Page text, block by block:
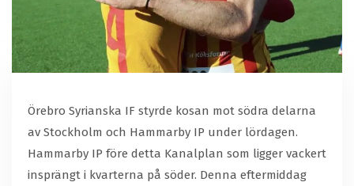
Örebro Syrianska IF styrde kosan mot södra delarna
av Stockholm och Hammarby IP under lördagen.
Hammarby IP före detta Kanalplan som ligger vackert
insprängt i kvarterna på söder. Denna eftermiddag